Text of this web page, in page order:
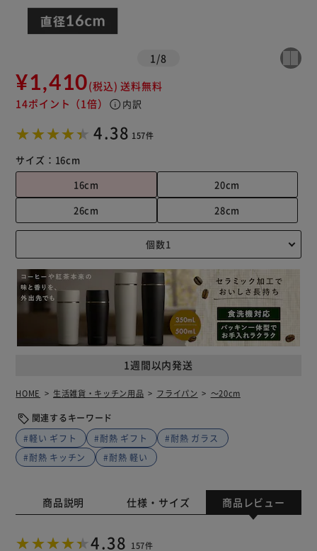
1 /8
¥1,410(税込) 送料無料
14ポイント （1倍） info 内訳
4.38 157件
サイズ： 16cm
16cm
20cm
26cm
28cm
1週間以内発送
HOME 生活雑貨・キッチン用品 フライパン ～20cm
関連するキーワード
#軽い ギフト
#耐熱 ギフト
#耐熱 ガラス
#耐熱 キッチン
#耐熱 軽い
商品説明 仕様・サイズ 商品レビュー
4.38 157件